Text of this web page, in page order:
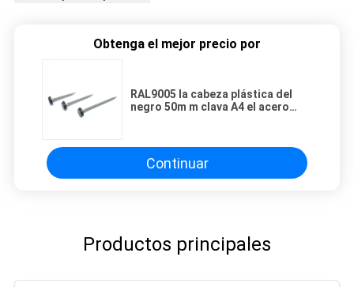
Obtenga el mejor precio por
RAL9005 la cabeza plástica del
negro 50m m clava A4 el acero
Continuar
Productos principales